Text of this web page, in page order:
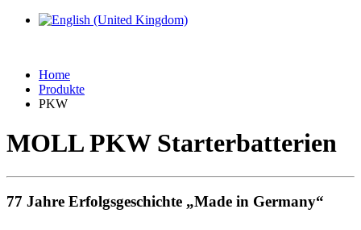
Home
Produkte
PKW
MOLL PKW Starterbatterien
77 Jahre Erfolgsgeschichte „Made in Germany“